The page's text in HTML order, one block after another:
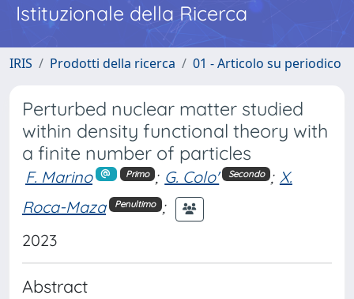
Istituzionale della Ricerca
IRIS Prodotti della ricerca 01 - Articolo su periodico
Perturbed nuclear matter studied
within density functional theory with
a finite number of particles
F. Marino Primo ; G. Colo' Secondo ; X.
Roca-Maza
Penultimo ;
2023
Abstract